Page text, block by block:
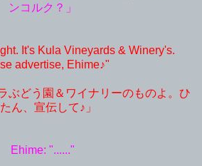
ンコルク？」
It's Kula Vineyards & Winery's.
advertise, Ehime♪"
ぶどう園＆ワイナリーのものよ。ひ
ん、宣伝して♪」
Ehime: "......"